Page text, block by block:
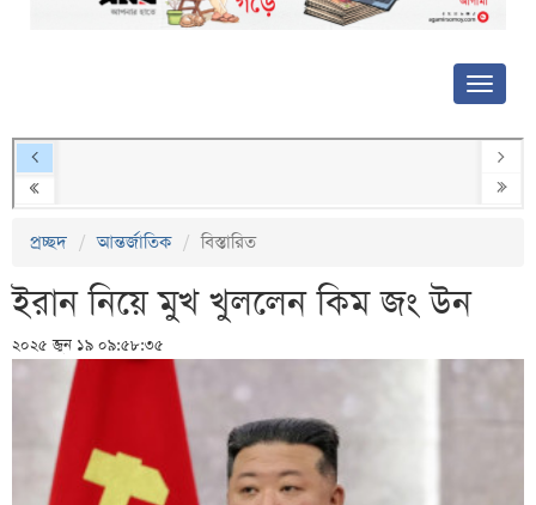
প্রচ্ছদ আন্তর্জাতিক বিস্তারিত
ইরান নিয়ে মুখ খুললেন কিম জং উন
২০২৫ জুন ১৯ ০৯:৫৮:৩৫